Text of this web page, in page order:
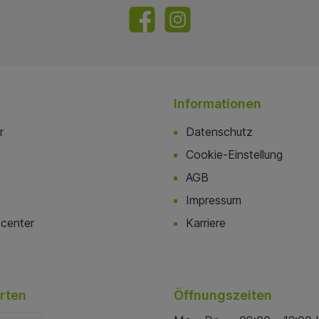
Informationen
Datenschutz
Cookie-Einstellung
AGB
Impressum
Karriere
Öffnungszeiten